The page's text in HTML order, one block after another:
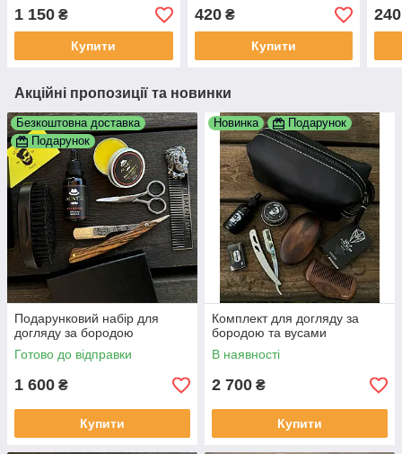
1 150 ₴
Купити
420₴
Купити
240
Акційні пропозиції та новинки
Безкоштовна доставка
Подарунок
Подарунковий набір для
догляду за бородою
Готово до відправки
1 600 ₴
Купити
Новинка Подарунок
Комплект для догляду за
бородою та вусами
В наявності
2 700 ₴
Купити